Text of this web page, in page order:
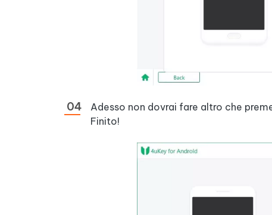
Adesso non dovrai fare altro che
Finito!